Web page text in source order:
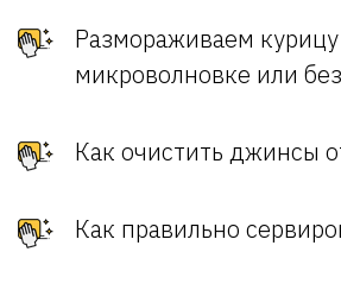
Размораживаем
микроволновке или
Как очистить джинсы
Как правильно